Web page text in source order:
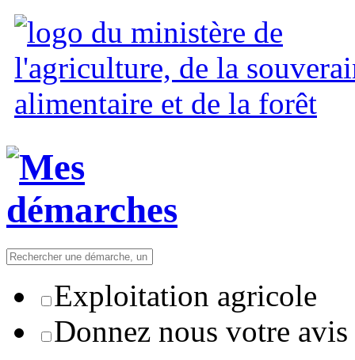
Exploitation agricole
Donnez nous votre avis